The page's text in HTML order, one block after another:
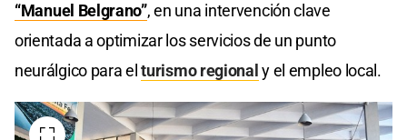
“Manuel Belgrano”, en una intervención clave
orientada a optimizar los servicios de un punto
neurálgico para elturismo regional y el empleo local.